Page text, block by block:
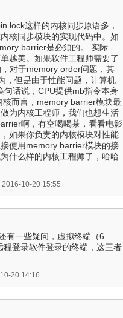
lock这样的内核同步原语多，
核同步模块的实现代码中。如
barrier是必须的。 实际
越美。如果软件工程师需要了
对于memory order问题，其
，但是由于性能问题，计算机
话说，CPU提供mb指令本身
而言，memory barrier模块最
为内核工程师，我们也想生活
啊，有空喝喝茶，看看电影
如果你负责的内核模块对性能
使用memory barrier模块的接
什么样的内核工程师了，哈哈
2016-10-20 15:55
有一些疑问，虚拟终端（6
登录软件登录的终端，这三者
20 14:16